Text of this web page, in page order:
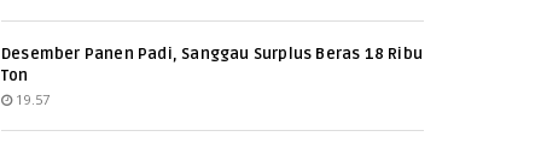
Desember Panen Padi, Sanggau Surplus Beras 18 Ribu
Ton
19.57